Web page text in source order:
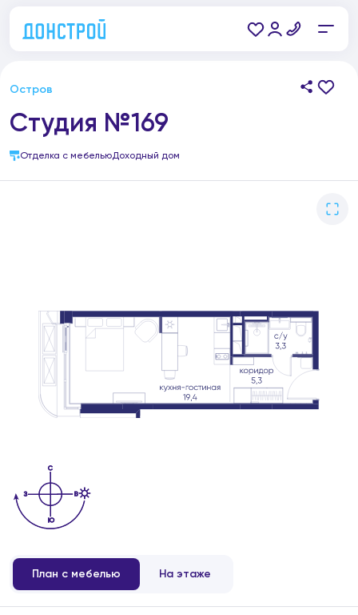
Остров
Студия №169
Отделка с мебельюДоходный дом
План с мебелью На этаже